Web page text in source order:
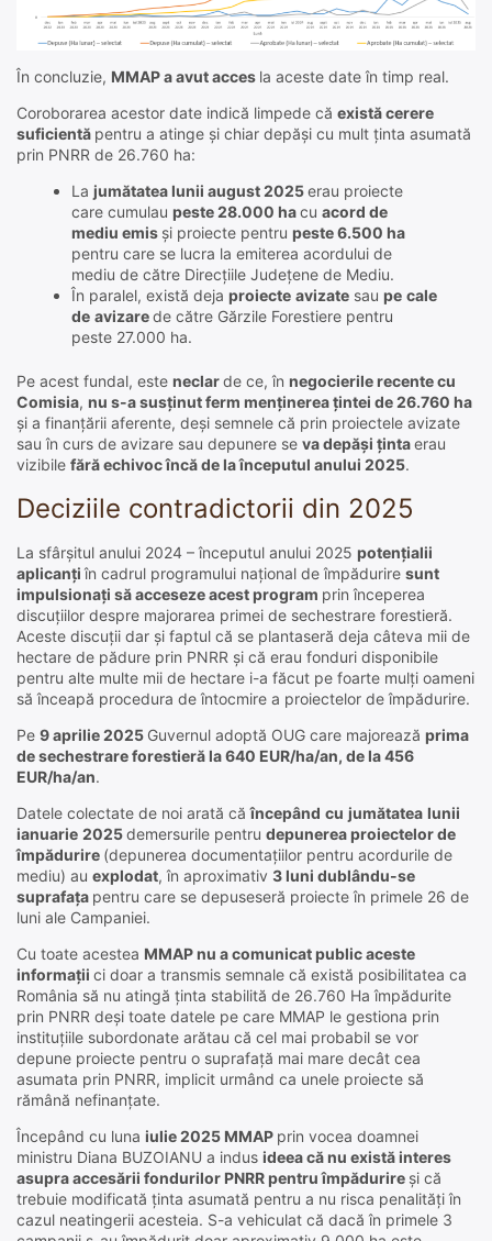
În concluzie, MMAP a avut acces la aceste date în timp real.
Coroborarea acestor date indică limpede că există cerere
suficientă pentru a atinge și chiar depăși cu mult ținta asumată
prin PNRR de 26.760 ha:
La jumătatea lunii august 2025erau proiecte
care cumulau peste 28.000 hacu acord de
mediu emis și proiecte pentru peste 6.500 ha
pentru care se lucra la emiterea acordului de
mediu de către Direcțiile Județene de Mediu.
În paralel, există deja proiecte avizatesau pe cale
de avizarede către Gărzile Forestiere pentru
peste 27.000 ha.
Pe acest fundal, este neclarde ce, în negocierile recente cu
Comisia, nu s-a susținut ferm menținerea țintei de 26.760 ha
și a finanțării aferente, deși semnele că prin proiectele avizate
sau în curs de avizare sau depunere se va depăși țintaerau
vizibile fără echivoc încă de la începutul anului 2025.
Deciziile contradictorii din 2025
La sfârșitul anului 2024 – începutul anului 2025 potențialii
aplicanțiîn cadrul programului național de împădurire sunt
impulsionați să acceseze acest program prin începerea
discuțiilor despre majorarea primei de sechestrare forestieră.
Aceste discuții dar și faptul că se plantaseră deja câteva mii de
hectare de pădure prin PNRR și că erau fonduri disponibile
pentru alte multe mii de hectare i-a făcut pe foarte mulți oameni
să înceapă procedura de întocmire a proiectelor de împădurire.
Pe 9 aprilie 2025 Guvernul adoptă OUG care majorează prima
de sechestrare forestieră la 640 EUR/ha/an, de la 456
EUR/ha/an.
Datele colectate de noi arată căîncepând cu jumătatea lunii
ianuarie 2025demersurile pentru depunerea proiectelor de
împădurire (depunerea documentațiilor pentru acordurile de
mediu) au explodat, în aproximativ 3 luni dublându-se
suprafața pentru care se depuseseră proiecte în primele 26 de
luni ale Campaniei.
Cu toate acestea MMAP nu a comunicat public aceste
informații ci doar a transmis semnale că există posibilitatea ca
România să nu atingă ținta stabilită de 26.760 Ha împădurite
prin PNRR deși toate datele pe care MMAP le gestiona prin
instituțiile subordonate arătau că cel mai probabil se vor
depune proiecte pentru o suprafață mai mare decât cea
asumata prin PNRR, implicit urmând ca unele proiecte să
rămână nefinanțate.
Începând cu luna iulie 2025 MMAP prin vocea doamnei
ministru Diana BUZOIANU a indus ideea că nu există interes
asupra accesării fondurilor PNRR pentru împădurire și că
trebuie modificată ținta asumată pentru a nu risca penalități în
cazul neatingerii acesteia. S-a vehiculat că dacă în primele 3